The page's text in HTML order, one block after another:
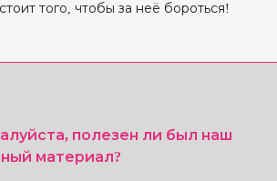
того, чтобы за неё бороться!
полезен ли был наш
материал?